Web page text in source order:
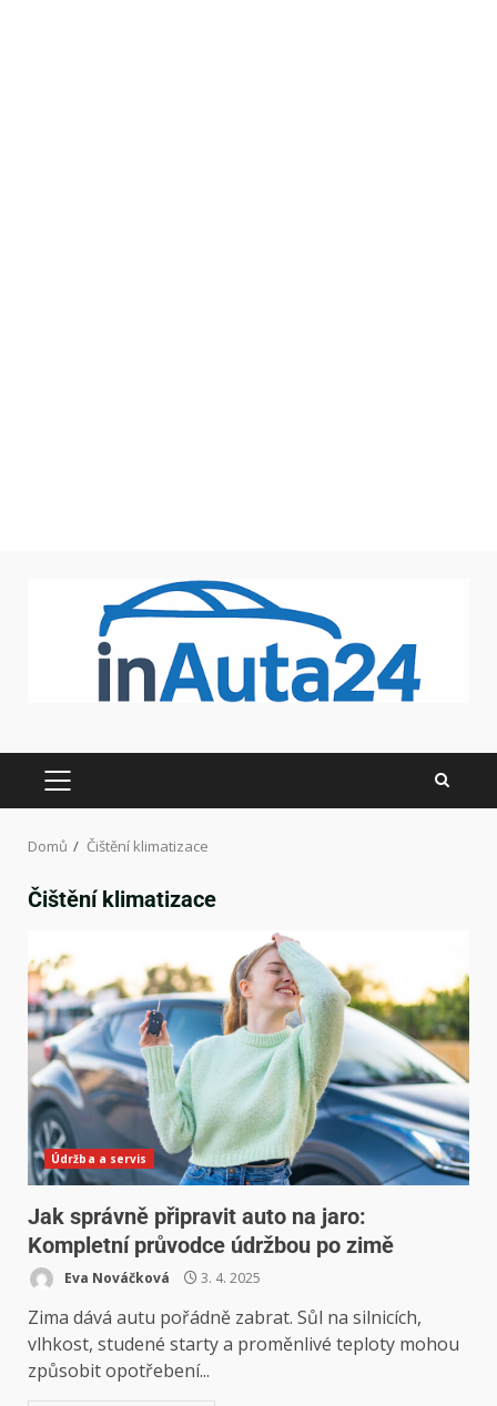
Domů Čištění klimatizace
Čištění klimatizace
Údržba a servis
Jak správně připravit auto na jaro:
Kompletní průvodce údržbou po zimě
Eva Nováčková 3. 4. 2025
Zima dává autu pořádně zabrat. Sůl na silnicích,
vlhkost, studené starty a proměnlivé teploty mohou
způsobit opotřebení...